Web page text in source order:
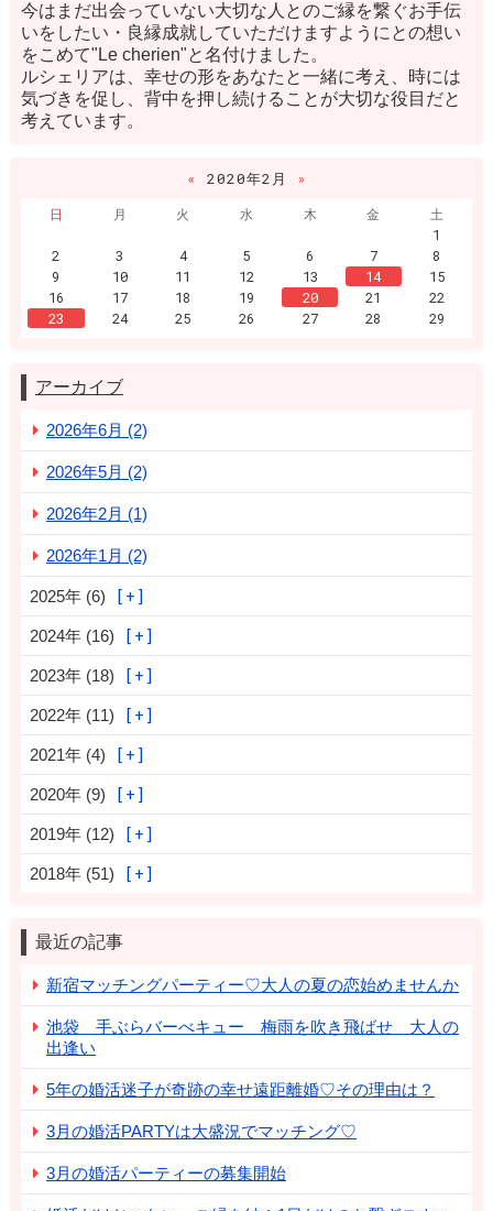
今はまだ出会っていない大切な人とのご縁を繋ぐお手伝
いをしたい・良縁成就していただけますようにとの想い
をこめて"Le cherien"と名付けました。
ルシェリアは、幸せの形をあなたと一緒に考え、時には
気づきを促し、背中を押し続けることが大切な役目だと
考えています。
« 2020年2月
»
日
月 火 水 木 金
土
1
2
3 4 5 6 7
8
9
10 11 12 13 14
15
16
17 18 19 20 21
22
23
24 25 26 27 28 29
アーカイブ
2026年6月 (2)
2026年5月 (2)
2026年2月 (1)
2026年1月 (2)
2025年 (6)
2024年 (16)
2023年 (18)
2022年 (11)
2021年 (4)
2020年 (9)
2019年 (12)
2018年 (51)
最近の記事
新宿マッチングパーティー♡大人の夏の恋始めませんか
池袋 手ぶらバーべキュー 梅雨を吹き飛ばせ 大人の
出逢い
5年の婚活迷子が奇跡の幸せ遠距離婚♡その理由は？
3月の婚活PARTYは大盛況でマッチング♡
3月の婚活パーティーの募集開始